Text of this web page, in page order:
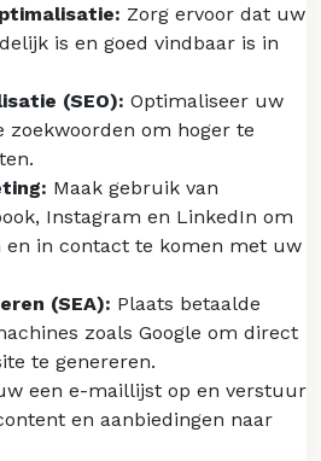
Zorg ervoor dat uw
is en goed vindbaar is in
(SEO): Optimaliseer uw
zoekwoorden om hoger te
Maak gebruik van
Instagram en LinkedIn om
in contact te komen met uw
(SEA): Plaats betaalde
zoals Google om direct
te genereren.
een e-maillijst op en verstuur
en aanbiedingen naar